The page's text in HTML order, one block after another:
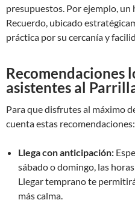
presupuestos. Por ejemplo,
Recuerdo, ubicado
práctica por su cercanía y
Recomendaciones
asistentes al
Para que disfrutes al máximo
cuenta estas recomendaciones:
Llega con anticipación:
sábado o domingo, las
Llegar temprano te
más calma.